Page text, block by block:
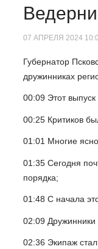
07 АПРЕЛЯ 2024
Губернатор
дружинниках
00:09 Этот
00:25 Критиков
01:01 Многие
01:35 Сегодня
порядка;
01:48 С начала
02:09 Дружинники
02:36 Экипаж